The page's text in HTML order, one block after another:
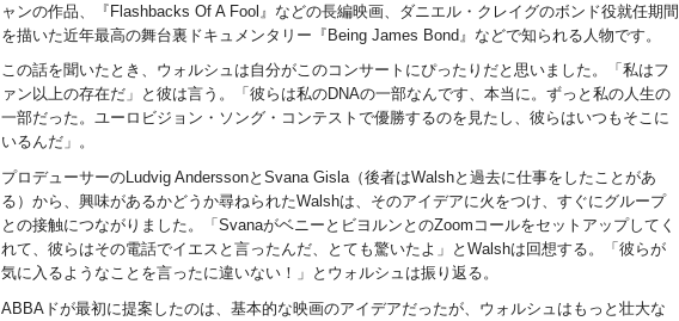
ャンの作品、『Flashbacks Of A Fool』などの長編映画、ダニエル・クレイグのボンド役就任期間
を描いた近年最高の舞台裏ドキュメンタリー『Being James Bond』などで知られる人物です。
この話を聞いたとき、ウォルシュは自分がこのコンサートにぴったりだと思いました。「私はフ
ァン以上の存在だ」と彼は言う。「彼らは私のDNAの一部なんです、本当に。ずっと私の人生の
一部だった。ユーロビジョン・ソング・コンテストで優勝するのを見たし、彼らはいつもそこに
いるんだ」。
プロデューサーのLudvig AnderssonとSvana Gisla（後者はWalshと過去に仕事をしたことがあ
る）から、興味があるかどうか尋ねられたWalshは、そのアイデアに火をつけ、すぐにグループ
との接触につながりました。「SvanaがベニーとビヨルンとのZoomコールをセットアップしてく
れて、彼らはその電話でイエスと言ったんだ、とても驚いたよ」とWalshは回想する。「彼らが
気に入るようなことを言ったに違いない！」とウォルシュは振り返る。
ABBAドが最初に提案したのは、基本的な映画のアイデアだったが、ウォルシュはもっと壮大な